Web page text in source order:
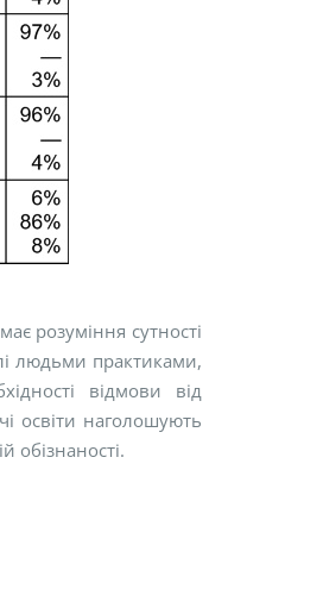
розуміння сутності
людьми практиками,
відмови від
освіти наголошують
обізнаності.